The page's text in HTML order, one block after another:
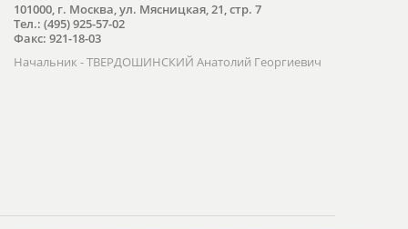
101000, г. Москва, ул. Мясницкая, 21, стр. 7
Тел.: (495) 925-57-02
Факс: 921-18-03
Начальник - ТВЕРДОШИНСКИЙ Анатолий Георгиевич